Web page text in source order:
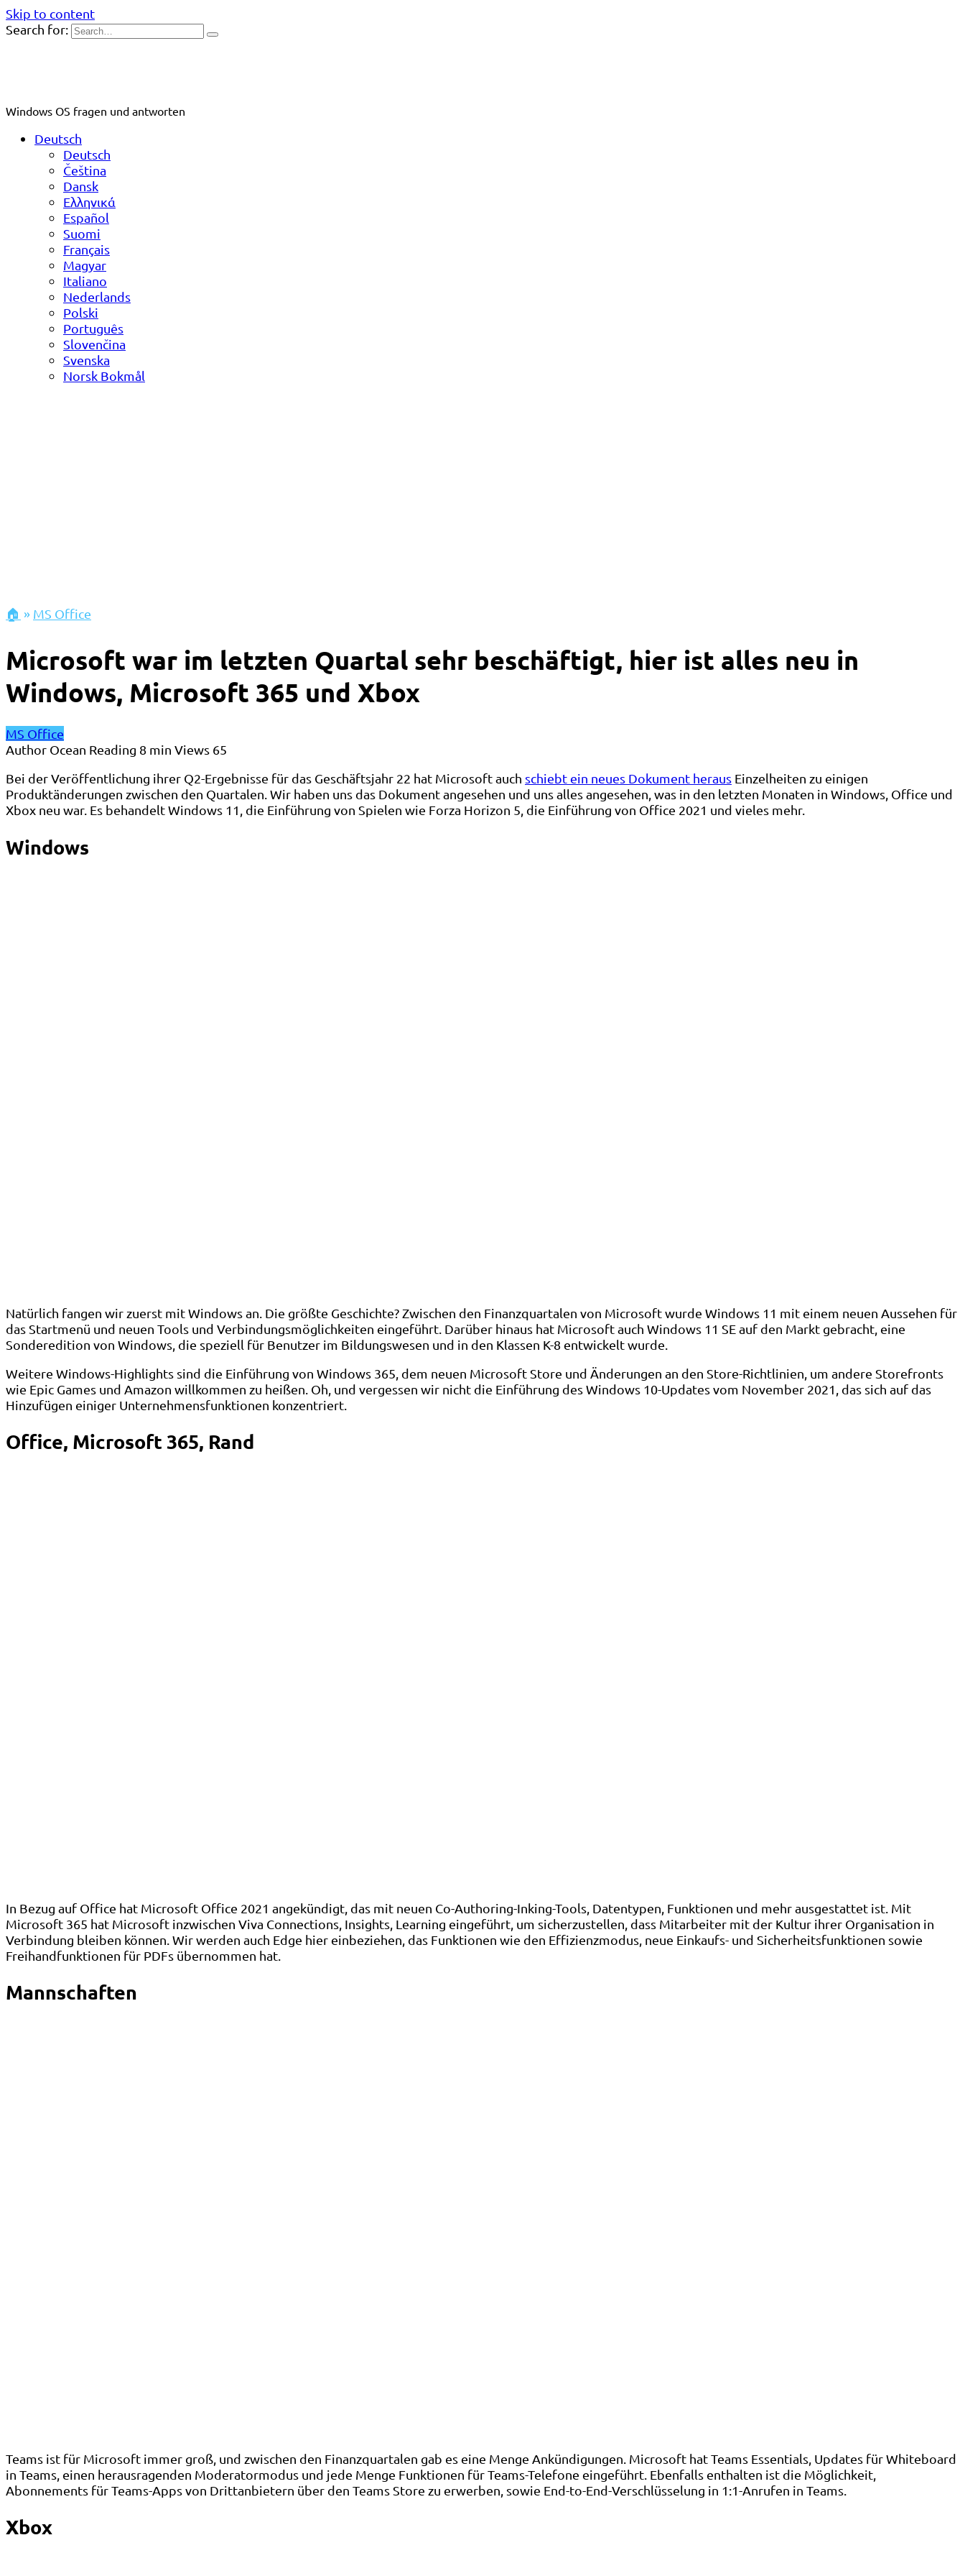
Skip to content
Search for:
Windows OS fragen und antworten
Deutsch
Deutsch
Čeština
Dansk
Ελληνικά
Español
Suomi
Français
Magyar
Italiano
Nederlands
Polski
Português
Slovenčina
Svenska
Norsk Bokmål
🏠 » MS Office
Microsoft war im letzten Quartal sehr beschäftigt, hier ist alles neu in
Windows, Microsoft 365 und Xbox
MS Office
Author Ocean Reading 8 min Views 65
Bei der Veröffentlichung ihrer Q2-Ergebnisse für das Geschäftsjahr 22 hat Microsoft auch schiebt ein neues Dokument heraus Einzelheiten zu einigen
Produktänderungen zwischen den Quartalen. Wir haben uns das Dokument angesehen und uns alles angesehen, was in den letzten Monaten in Windows, Office und
Xbox neu war. Es behandelt Windows 11, die Einführung von Spielen wie Forza Horizon 5, die Einführung von Office 2021 und vieles mehr.
Windows
Natürlich fangen wir zuerst mit Windows an. Die größte Geschichte? Zwischen den Finanzquartalen von Microsoft wurde Windows 11 mit einem neuen Aussehen für
das Startmenü und neuen Tools und Verbindungsmöglichkeiten eingeführt. Darüber hinaus hat Microsoft auch Windows 11 SE auf den Markt gebracht, eine
Sonderedition von Windows, die speziell für Benutzer im Bildungswesen und in den Klassen K-8 entwickelt wurde.
Weitere Windows-Highlights sind die Einführung von Windows 365, dem neuen Microsoft Store und Änderungen an den Store-Richtlinien, um andere Storefronts
wie Epic Games und Amazon willkommen zu heißen. Oh, und vergessen wir nicht die Einführung des Windows 10-Updates vom November 2021, das sich auf das
Hinzufügen einiger Unternehmensfunktionen konzentriert.
Office, Microsoft 365, Rand
In Bezug auf Office hat Microsoft Office 2021 angekündigt, das mit neuen Co-Authoring-Inking-Tools, Datentypen, Funktionen und mehr ausgestattet ist. Mit
Microsoft 365 hat Microsoft inzwischen Viva Connections, Insights, Learning eingeführt, um sicherzustellen, dass Mitarbeiter mit der Kultur ihrer Organisation in
Verbindung bleiben können. Wir werden auch Edge hier einbeziehen, das Funktionen wie den Effizienzmodus, neue Einkaufs- und Sicherheitsfunktionen sowie
Freihandfunktionen für PDFs übernommen hat.
Mannschaften
Teams ist für Microsoft immer groß, und zwischen den Finanzquartalen gab es eine Menge Ankündigungen. Microsoft hat Teams Essentials, Updates für Whiteboard
in Teams, einen herausragenden Moderatormodus und jede Menge Funktionen für Teams-Telefone eingeführt. Ebenfalls enthalten ist die Möglichkeit,
Abonnements für Teams-Apps von Drittanbietern über den Teams Store zu erwerben, sowie End-to-End-Verschlüsselung in 1:1-Anrufen in Teams.
Xbox